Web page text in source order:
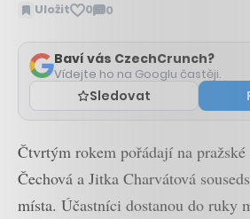
Uložit 0 0
Zobrazit
Baví vás CzechCrunch?
Vídejte ho na Googlu častěji.
Sledovat
Čtvrtým rokem pořádají na
Čechová a Jitka Charvátová
místa. Účastníci dostanou do ruky